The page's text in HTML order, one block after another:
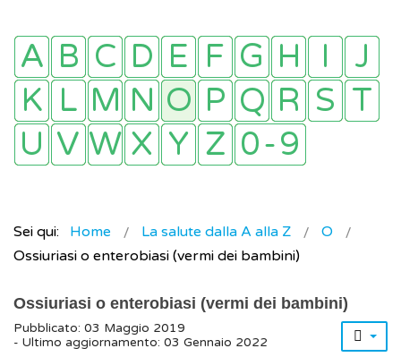
Sei qui: Home La salute dalla A alla Z
O
Ossiuriasi o enterobiasi (vermi dei bambini)
Ossiuriasi o enterobiasi (vermi dei bambini)
Pubblicato: 03 Maggio 2019
- Ultimo aggiornamento: 03 Gennaio 2022